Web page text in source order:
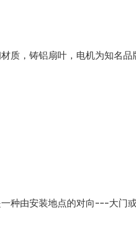
，铸铝扇叶，电机为知名品
种由安装地点的对向---大门